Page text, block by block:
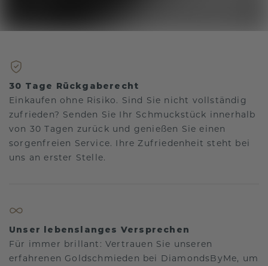
30 Tage Rückgaberecht
Einkaufen ohne Risiko. Sind Sie nicht vollständig
zufrieden? Senden Sie Ihr Schmuckstück innerhalb
von 30 Tagen zurück und genießen Sie einen
sorgenfreien Service. Ihre Zufriedenheit steht bei
uns an erster Stelle.
Unser lebenslanges Versprechen
Für immer brillant: Vertrauen Sie unseren
erfahrenen Goldschmieden bei DiamondsByMe, um